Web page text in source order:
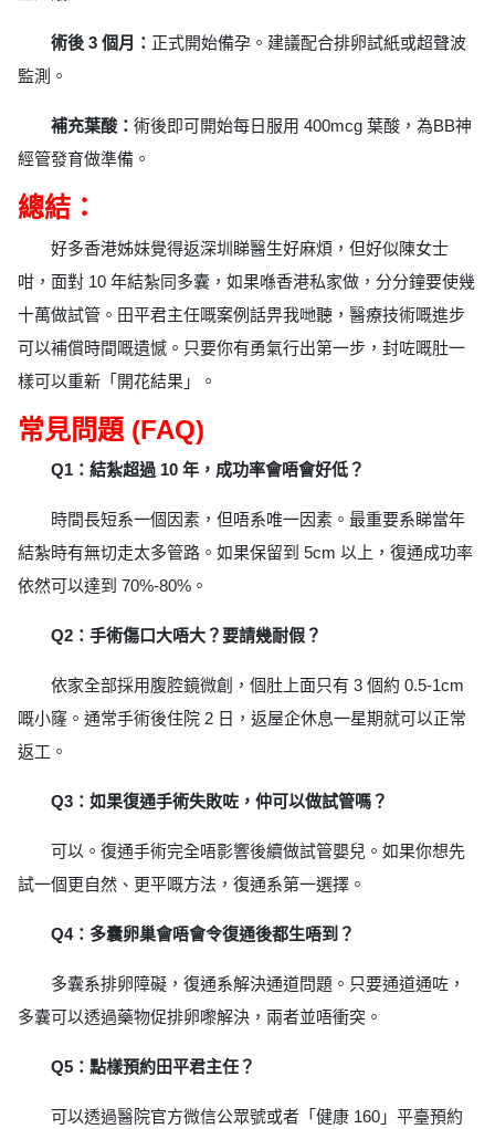
術後 3 個月： 正式開始備孕。建議配合排卵試紙或超聲波
監測。
補充葉酸： 術後即可開始每日服用 400mcg 葉酸，為BB神
經管發育做準備。
總結：
好多香港姊妹覺得返深圳睇醫生好麻煩，但好似陳女士
咁，面對 10 年結紮同多囊，如果喺香港私家做，分分鐘要使幾
十萬做試管。田平君主任嘅案例話畀我哋聽，醫療技術嘅進步
可以補償時間嘅遺憾。只要你有勇氣行出第一步，封咗嘅肚一
樣可以重新「開花結果」。
常見問題 (FAQ)
Q1：結紮超過 10 年，成功率會唔會好低？
時間長短系一個因素，但唔系唯一因素。最重要系睇當年
結紮時有無切走太多管路。如果保留到 5cm 以上，復通成功率
依然可以達到 70%-80%。
Q2：手術傷口大唔大？要請幾耐假？
依家全部採用腹腔鏡微創，個肚上面只有 3 個約 0.5-1cm
嘅小窿。通常手術後住院 2 日，返屋企休息一星期就可以正常
返工。
Q3：如果復通手術失敗咗，仲可以做試管嗎？
可以。復通手術完全唔影響後續做試管嬰兒。如果你想先
試一個更自然、更平嘅方法，復通系第一選擇。
Q4：多囊卵巢會唔會令復通後都生唔到？
多囊系排卵障礙，復通系解決通道問題。只要通道通咗，
多囊可以透過藥物促排卵嚟解決，兩者並唔衝突。
Q5：點樣預約田平君主任？
可以透過醫院官方微信公眾號或者「健康 160」平臺預約